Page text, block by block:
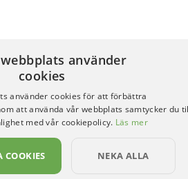
använder
cookies
använder cookies för att förbättra
att använda vår webbplats samtycker du
med vår cookiepolicy. Läs mer
COOKIES NEKA ALLA